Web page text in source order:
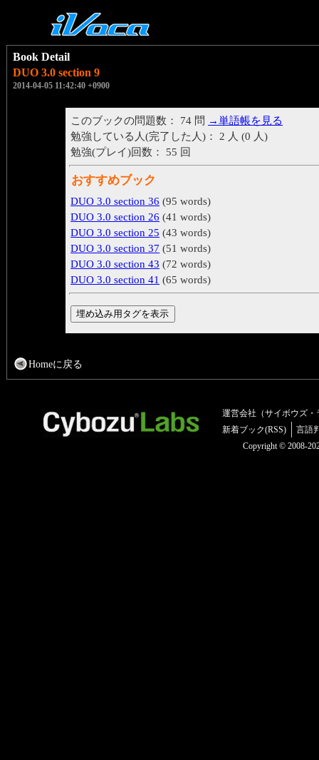
Book Detail
DUO 3.0 section 9
2014-04-05 11:42:40 +0900
このブックの問題数： 74 問 →単語帳を見る
勉強している人(完了した人)： 2 人 (0 人)
勉強(プレイ)回数： 55 回
おすすめブック
DUO 3.0 section 36 (95 words)
DUO 3.0 section 26 (41 words)
DUO 3.0 section 25 (43 words)
DUO 3.0 section 37 (51 words)
DUO 3.0 section 43 (72 words)
DUO 3.0 section 41 (65 words)
Homeに戻る
運営会社（サイボウズ・
新着ブック(RSS)
言語
Copyright © 2008-